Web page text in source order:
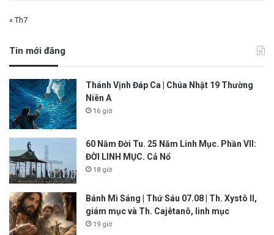
« Th7
Tin mới đăng
Thánh Vịnh Đáp Ca | Chúa Nhật 19 Thường
Niên A
16 giờ
60 Năm Đời Tu. 25 Năm Linh Mục. Phần VII:
ĐỜI LINH MỤC. Cả Nổ
18 giờ
Bánh Mì Sáng | Thứ Sáu 07.08 | Th. Xystô II,
giám mục và Th. Cajêtanô, linh mục
19 giờ